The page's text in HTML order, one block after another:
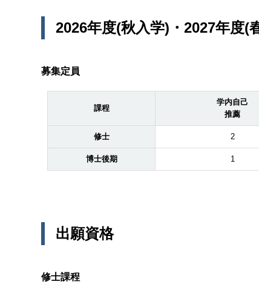
2026年度(秋入学)・2027年度(
募集定員
課程
学内自己
推薦
修士 2
博士後期 1
出願資格
修士課程